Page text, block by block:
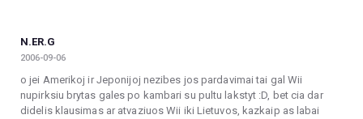
N.ER.G
2006-09-06
o jei Amerikoj ir Jeponijoj nezibes jos pardavimai tai gal Wii
nupirksiu brytas gales po kambari su pultu lakstyt :D, bet cia dar
didelis klausimas ar atvaziuos Wii iki Lietuvos, kazkaip as labai